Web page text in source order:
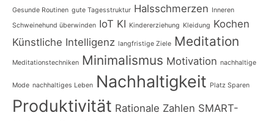
Gesunde Routinen gute Tagesstruktur Halsschmerzen Inneren
Schweinehund überwinden IoT KI Kindererziehung Kleidung Kochen
Künstliche Intelligenz langfristige Ziele Meditation
Meditationstechniken Minimalismus Motivation nachhaltige
Mode nachhaltiges Leben Nachhaltigkeit Platz Sparen
Produktivität Rationale Zahlen SMART-